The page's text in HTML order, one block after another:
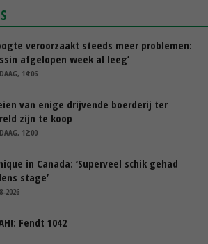
veroorzaakt steeds meer problemen:
afgelopen week al leeg’
14:06
van enige drijvende boerderij ter
zijn te koop
12:00
in Canada: ‘Superveel schik gehad
stage’
2026
Fendt 1042